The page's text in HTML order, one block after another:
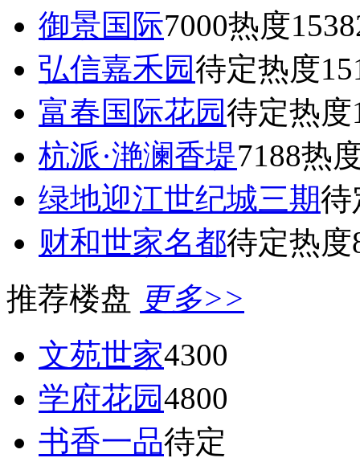
御景国际7000热度
弘信嘉禾园待定热度
富春国际花园待定热度
杭派·滟澜香堤7188热
绿地迎江世纪城三期待
财和世家名都待定热度
推荐楼盘 更多>>
文苑世家4300
学府花园4800
书香一品待定